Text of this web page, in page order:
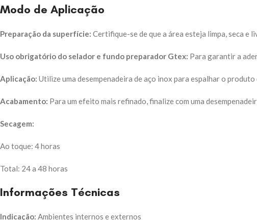
Modo de Aplicação
Preparação da superfície: Certifique-se de que a área esteja limpa, seca e
Uso obrigatório do selador e fundo preparador Gtex: Para garantir a
Aplicação: Utilize uma desempenadeira de aço inox para espalhar o
Acabamento: Para um efeito mais refinado, finalize com uma
Secagem:
Ao toque: 4 horas
Total: 24 a 48 horas
Informações Técnicas
Indicação: Ambientes internos e externos